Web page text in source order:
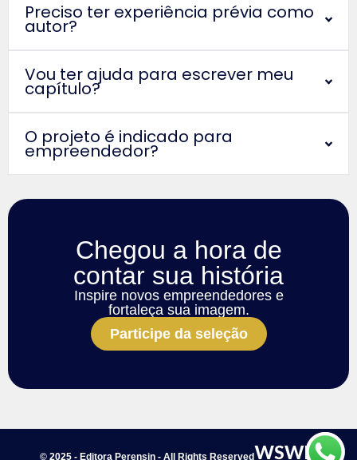
Preciso ter experiência prévia como
autor?
Vou ter ajuda para escrever meu
capítulo?
O projeto é indicado para
empreendedor?
Chegou a hora de
contar sua história
Inspire novos empreendedores e
fortaleça sua imagem.
Participe da seleção
© 2025 - Editora Perensin - All Rights Reserved